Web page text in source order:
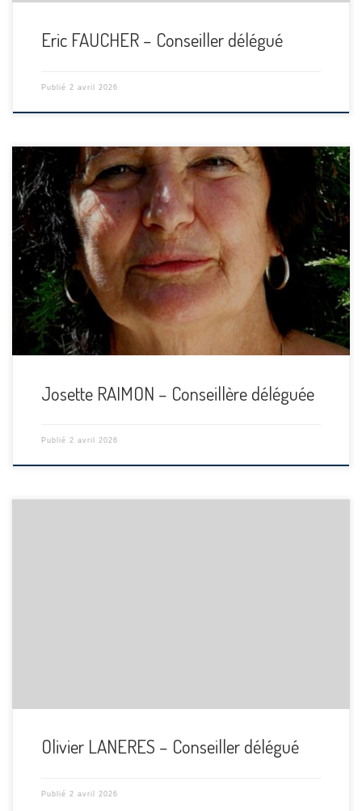
Eric FAUCHER – Conseiller délégué
Publié 2 avril 2026
Josette RAIMON – Conseillère déléguée
Publié 2 avril 2026
Olivier LANERES – Conseiller délégué
Publié 2 avril 2026